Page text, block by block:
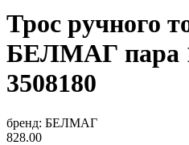
Трос ручного
БЕЛМАГ пара
3508180
бренд: БЕЛМАГ
828.00